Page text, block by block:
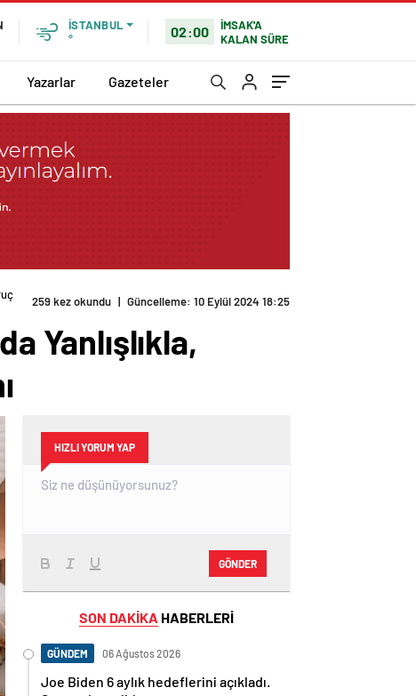
İSTANBUL
°
02:00
İMSAK'A
KALAN SÜRE
Yazarlar Gazeteler
Bozmanın Anlamı
Yanlışlıkla,
HIZLI YORUM YAP
GÖNDER
Joe Biden 6 aylık hedeflerini açıkladı.
Senato buz gibi…